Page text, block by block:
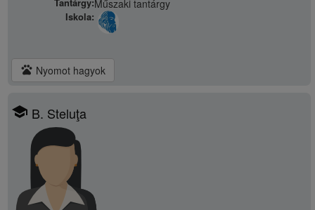
Műszaki tantárgy
Iskola:
pets Nyomot hagyok
school B. Steluţa